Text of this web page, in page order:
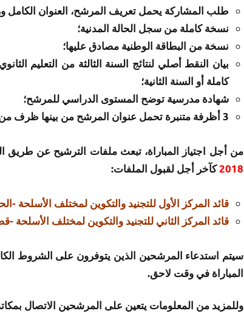
طلب المشاركة يحمل تعريف المرشح، العنوان الكامل
نسخة كاملة من سجل الحالة المدنية؛
نسخة من البطاقة الوطنية مصادق عليها؛
بيان النقط أصلي لنتائج السنة الثالثة من التعليم
كاملة أو السنة الثانية؛
شهادة مدرسية توضح المستوى الدراسي للمرشح؛
3 أظرفة متنبرة تحمل عنوان المرشح من بينها ظرف من حجم متوسط.
من أجل اجتياز المباراة، تبعث ملفات الترشيح عن طريق
2018كآخر أجل لقبول الملفات:
قائد المركز الأول للتجنيد والتكوين لمختلف الأسلحة -
قائد المركز الثاني للتجنيد والتكوين لمختلف الأسلحة -
سيتم استدعاء المرشحين الذين يتوفرون على الشروط
المباراة في وقت لاحق.
وللمزيد من المعلومات يتعين على المرشحين الاتصال